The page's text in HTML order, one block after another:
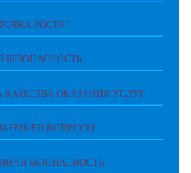
РОСТА"
БЕЗОПАСНОСТЬ
ОКАЗАНИЯ УСЛУГ
ВОПРОСЫ
БЕЗОПАСНОСТЬ